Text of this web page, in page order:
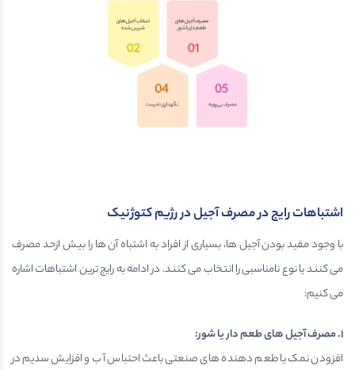
اشتباهات رایج در مصرف آجیل در رژیم کتوژنیک
با وجود مفید بودن آجیل ها، بسیاری از افراد به اشتباه آن ها را بیش ازحد مصرف
می کنند یا نوع نامناسبی را انتخاب می کنند. در ادامه به رایج ترین اشتباهات اشاره
می کنیم:
۱.مصرف آجیل های طعم دار یا شور:
افزودن نمک یا طعم دهنده های صنعتی باعث احتباس آب و افزایش سدیم در